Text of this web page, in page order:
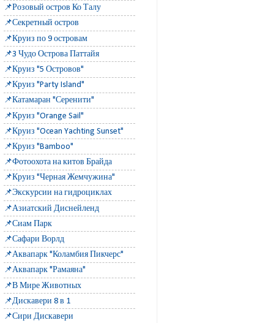
📌Розовый остров Ко Талу
📌Секретный остров
📌Круиз по 9 островам
📌3 Чудо Острова Паттайя
📌Круиз "5 Островов"
📌Круиз "Party Island"
📌Катамаран "Серенити"
📌Круиз "Orange Sail"
📌Круиз "Ocean Yachting Sunset"
📌Круиз "Bamboo"
📌Фотоохота на китов Брайда
📌Круиз "Черная Жемчужина"
📌Экскурсии на гидроциклах
📌Азиатский Диснейленд
📌Сиам Парк
📌Сафари Ворлд
📌Аквапарк "Коламбия Пикчерс"
📌Аквапарк "Рамаяна"
📌В Мире Животных
📌Дискавери 8 в 1
📌Сири Дискавери